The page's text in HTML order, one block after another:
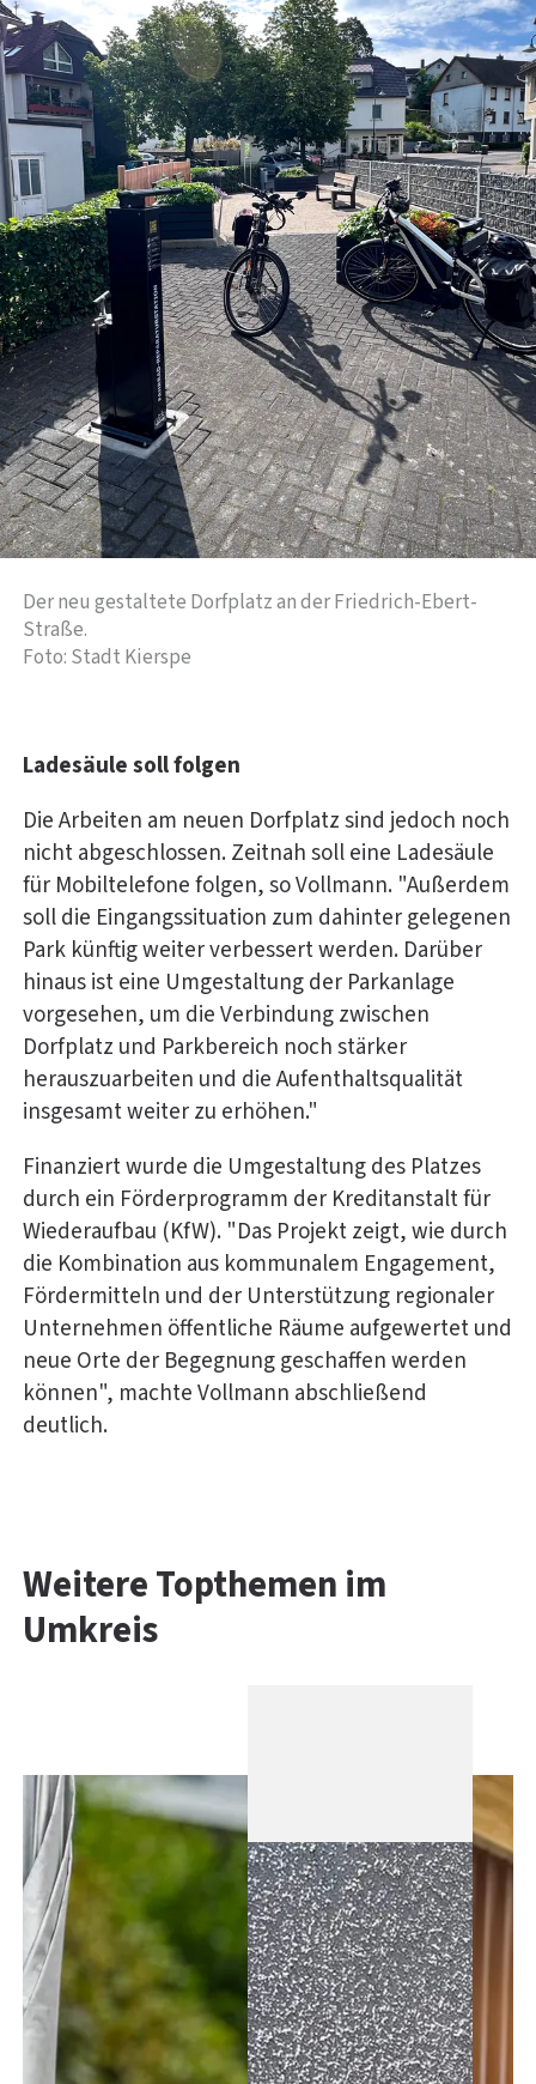
Der neu gestaltete Dorfplatz an der Friedrich-Ebert-
Straße.
Foto: Stadt Kierspe
Ladesäule soll folgen
Die Arbeiten am neuen Dorfplatz sind jedoch noch
nicht abgeschlossen. Zeitnah soll eine Ladesäule
für Mobiltelefone folgen, so Vollmann. "Außerdem
soll die Eingangssituation zum dahinter gelegenen
Park künftig weiter verbessert werden. Darüber
hinaus ist eine Umgestaltung der Parkanlage
vorgesehen, um die Verbindung zwischen
Dorfplatz und Parkbereich noch stärker
herauszuarbeiten und die Aufenthaltsqualität
insgesamt weiter zu erhöhen."
Finanziert wurde die Umgestaltung des Platzes
durch ein Förderprogramm der Kreditanstalt für
Wiederaufbau (KfW). "Das Projekt zeigt, wie durch
die Kombination aus kommunalem Engagement,
Fördermitteln und der Unterstützung regionaler
Unternehmen öffentliche Räume aufgewertet und
neue Orte der Begegnung geschaffen werden
können", machte Vollmann abschließend
deutlich.
Weitere Topthemen im
Umkreis